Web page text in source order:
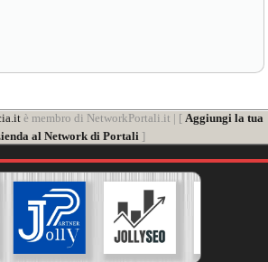
è membro di NetworkPortali.it | [ Aggiungi la tua
al Network di Portali ]